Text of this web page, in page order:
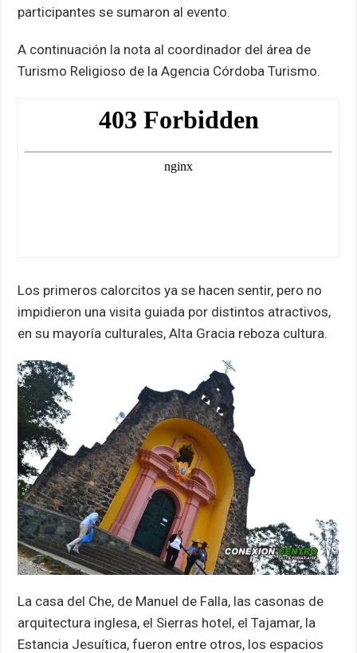
participantes se sumaron al evento.
A continuación la nota al coordinador del área de
Turismo Religioso de la Agencia Córdoba Turismo.
Los primeros calorcitos ya se hacen sentir, pero no
impidieron una visita guiada por distintos atractivos,
en su mayoría culturales, Alta Gracia reboza cultura.
La casa del Che, de Manuel de Falla, las casonas de
arquitectura inglesa, el Sierras hotel, el Tajamar, la
Estancia Jesuítica, fueron entre otros, los espacios